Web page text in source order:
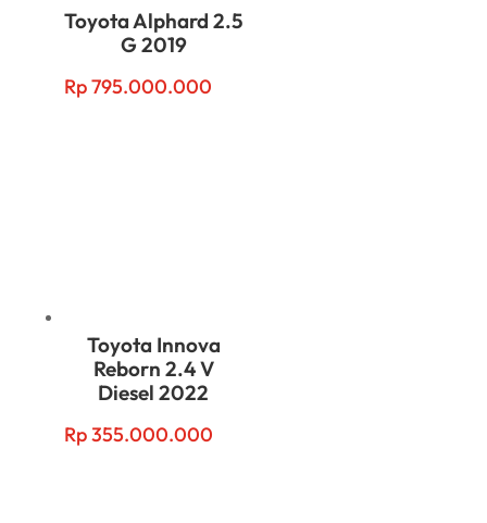
Toyota Alphard 2.5
G 2019
Rp795.000.000
Toyota Innova
Reborn 2.4 V
Diesel 2022
Rp355.000.000